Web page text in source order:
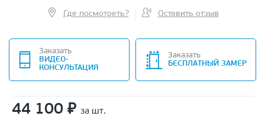
Где посмотреть? Оставить отзыв
Заказать
ВИДЕО-
КОНСУЛЬТАЦИЯ
Заказать
БЕСПЛАТНЫЙ ЗАМЕР
44 100 ₽ за шт.